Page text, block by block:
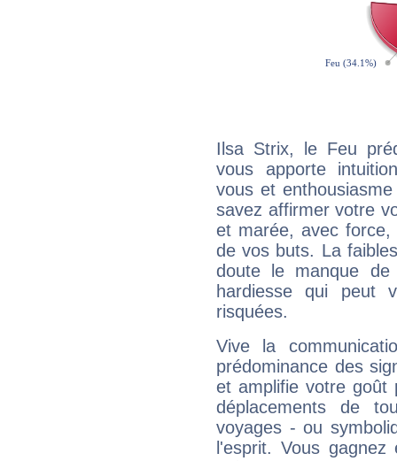
Ilsa Strix, le Feu
vous apporte
vous et
savez affirmer votre
et marée, avec
de vos buts. La
doute le manque
hardiesse qui peut
risquées.
Vive la
prédominance des
et amplifie votre goût
déplacements de
voyages - ou
l'esprit. Vous